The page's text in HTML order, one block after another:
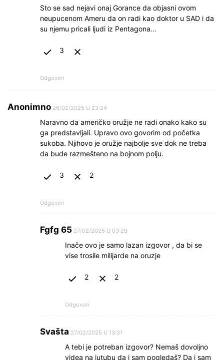
Sto se sad nejavi onaj Gorance da objasni ovom
neupucenom Ameru da on radi kao doktor u SAD i da
su njemu pricali ljudi iz Pentagona…
3
Odgovori
Anonimno 26/02/2025 U 23:24
Naravno da američko oružje ne radi onako kako su
ga predstavljali. Upravo ovo govorim od početka
sukoba. Njihovo je oružje najbolje sve dok ne treba
da bude razmešteno na bojnom polju.
3 2
Odgovori
Fgfg 65 27/02/2025 U 03:29
Inače ovo je samo lazan izgovor , da bi se
vise trosile milijarde na oruzje
2 2
Odgovori
Svašta 27/02/2025 U 13:01
A tebi je potreban izgovor? Nemaš dovoljno
videa na jutubu da i sam pogledaš? Da i sam